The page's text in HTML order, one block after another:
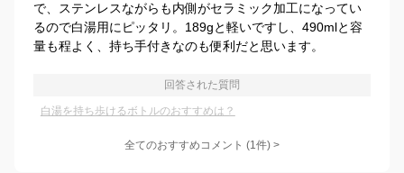
で、ステンレスながらも内側がセラミック加工になってい
るので白湯用にピッタリ。189gと軽いですし、490mlと容
量も程よく、持ち手付きなのも便利だと思います。
回答された質問
白湯を持ち歩けるボトルのおすすめは？
全てのおすすめコメント (1件) >